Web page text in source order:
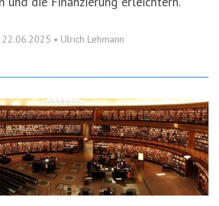
22.06.2025 • Ulrich Lehmann